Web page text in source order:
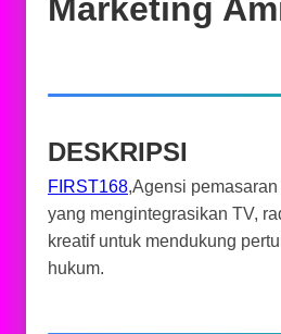
Marketing
DESKRIPSI
FIRST168,Agensi
yang mengintegrasikan TV,
kreatif untuk mendukung
hukum.